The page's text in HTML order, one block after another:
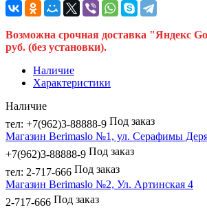
Возможна срочная доставка "Яндекс
руб. (без установки).
Наличие
Характеристики
Наличие
тел: +7(962)3-88888-9 Под заказ
Магазин Berimaslo №1, ул. Серафимы
+7(962)3-88888-9 Под заказ
тел: 2-717-666 Под заказ
Магазин Berimaslo №2, Ул. Артинская 4
2-717-666 Под заказ